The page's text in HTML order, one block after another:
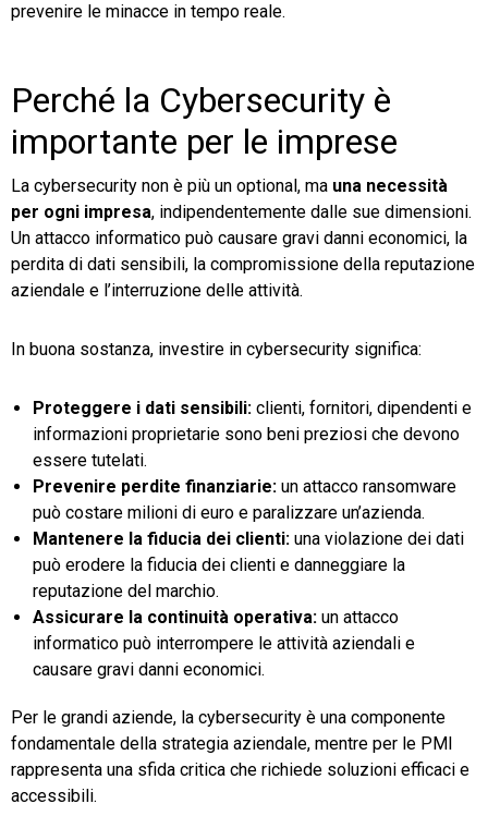
prevenire le minacce in tempo reale.
Perché la Cybersecurity è
importante per le imprese
La cybersecurity non è più un optional, ma una necessità
per ogni impresa, indipendentemente dalle sue dimensioni.
Un attacco informatico può causare gravi danni economici, la
perdita di dati sensibili, la compromissione della reputazione
aziendale e l’interruzione delle attività.
In buona sostanza, investire in cybersecurity significa:
Proteggere i dati sensibili: clienti, fornitori, dipendenti e
informazioni proprietarie sono beni preziosi che devono
essere tutelati.
Prevenire perdite finanziarie: un attacco ransomware
può costare milioni di euro e paralizzare un’azienda.
Mantenere la fiducia dei clienti: una violazione dei dati
può erodere la fiducia dei clienti e danneggiare la
reputazione del marchio.
Assicurare la continuità operativa: un attacco
informatico può interrompere le attività aziendali e
causare gravi danni economici.
Per le grandi aziende, la cybersecurity è una componente
fondamentale della strategia aziendale, mentre per le PMI
rappresenta una sfida critica che richiede soluzioni efficaci e
accessibili.